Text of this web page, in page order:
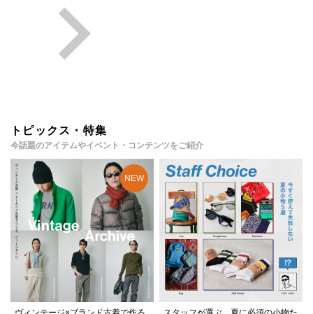
トピックス・特集
今話題のアイテムやイベント・コンテンツをご紹介